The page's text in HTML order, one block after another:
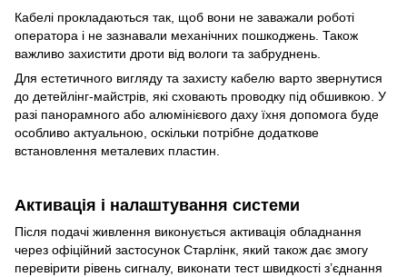
Кабелі прокладаються так, щоб вони не заважали роботі
оператора і не зазнавали механічних пошкоджень. Також
важливо захистити дроти від вологи та забруднень.
Для естетичного вигляду та захисту кабелю варто звернутися
до детейлінг-майстрів, які сховають проводку під обшивкою. У
разі панорамного або алюмінієвого даху їхня допомога буде
особливо актуальною, оскільки потрібне додаткове
встановлення металевих пластин.
Активація і налаштування системи
Після подачі живлення виконується активація обладнання
через офіційний застосунок Старлінк, який також дає змогу
перевірити рівень сигналу, виконати тест швидкості з’єднання